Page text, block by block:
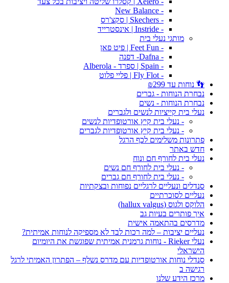
- New Balance
- Skechers | סקצ'רס
- Instride | אינסטרייד
מותגי נעלי בית
- Feet Fun | פיט פאן
- Dafna- דפנה
- Spain | ספרד - Alberola
- Fly Flot | פליי פלוט
👣 נוחות עד ₪299
נבחרת הנוחות - גברים
נבחרת הנוחות - נשים
נעלי בית קייציות לנשים ולגברים
- נעלי בית קיץ אורטופדיות לנשים
- נעלי בית קיץ אורטופדיות לגברים
פתרונות משלימים לכף הרגל
חדש באתר
נעלי בית לחורף חם ונוח
- נעלי בית לחורף חם נשים
- נעלי בית לחורף חם גברים
סנדלים ונעליים לרגליים נפוחות ובצקתיות
נעליים לסוכרתיים
הלוקס ולגוס (hallux valgus)
איך פותרים בעיות גב
מדרסים בהתאמה אישית
נעליים יציבות – למה רכות לבד לא מספיקה לנוחות אמיתית?
נעלי Rieker - נוחות גרמנית אמיתית שפוגשת את היומיום
הישראלי
סנדלי נוחות אורטופדיות עם מדרס נשלף – הפתרון האמיתי לרגל
רגישה ב
מרכז הידע שלנו